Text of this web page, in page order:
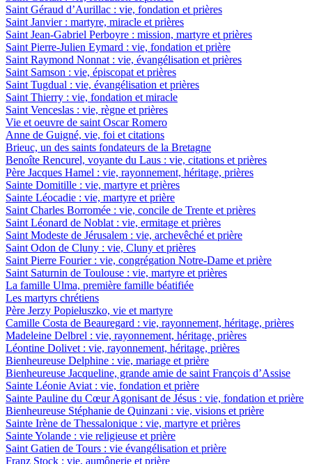
Saint Géraud d’Aurillac : vie, fondation et prières
Saint Janvier : martyre, miracle et prières
Saint Jean-Gabriel Perboyre : mission, martyre et prières
Saint Pierre-Julien Eymard : vie, fondation et prière
Saint Raymond Nonnat : vie, évangélisation et prières
Saint Samson : vie, épiscopat et prières
Saint Tugdual : vie, évangélisation et prières
Saint Thierry : vie, fondation et miracle
Saint Venceslas : vie, règne et prières
Vie et oeuvre de saint Oscar Romero
Anne de Guigné, vie, foi et citations
Brieuc, un des saints fondateurs de la Bretagne
Benoîte Rencurel, voyante du Laus : vie, citations et prières
Père Jacques Hamel : vie, rayonnement, héritage, prières
Sainte Domitille : vie, martyre et prières
Sainte Léocadie : vie, martyre et prière
Saint Charles Borromée : vie, concile de Trente et prières
Saint Léonard de Noblat : vie, ermitage et prières
Saint Modeste de Jérusalem : vie, archevêché et prière
Saint Odon de Cluny : vie, Cluny et prières
Saint Pierre Fourier : vie, congrégation Notre-Dame et prière
Saint Saturnin de Toulouse : vie, martyre et prières
La famille Ulma, première famille béatifiée
Les martyrs chrétiens
Père Jerzy Popiełuszko, vie et martyre
Camille Costa de Beauregard : vie, rayonnement, héritage, prières
Madeleine Delbrel : vie, rayonnement, héritage, prières
Léontine Dolivet : vie, rayonnement, héritage, prières
Bienheureuse Delphine : vie, mariage et prière
Bienheureuse Jacqueline, grande amie de saint François d’Assise
Sainte Léonie Aviat : vie, fondation et prière
Sainte Pauline du Cœur Agonisant de Jésus : vie, fondation et prière
Bienheureuse Stéphanie de Quinzani : vie, visions et prière
Sainte Irène de Thessalonique : vie, martyre et prières
Sainte Yolande : vie religieuse et prière
Saint Gatien de Tours : vie évangélisation et prière
Franz Stock : vie, aumônerie et prière